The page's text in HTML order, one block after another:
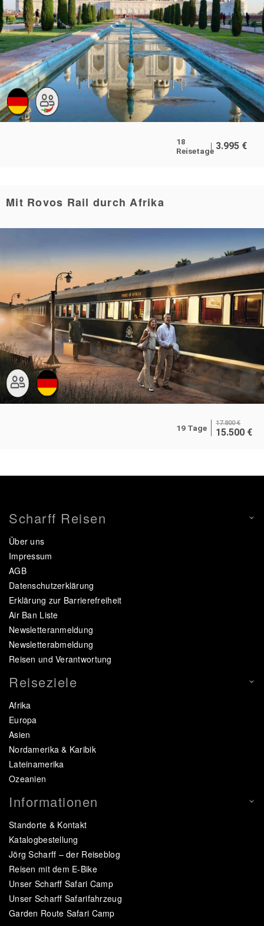
18
Reisetage 3.995 €
Mit Rovos Rail durch Afrika
19 Tage
17.800 €
15.500 €
Scharff Reisen
Über uns
Impressum
AGB
Datenschutzerklärung
Erklärung zur Barrierefreiheit
Air Ban Liste
Newsletteranmeldung
Newsletterabmeldung
Reisen und Verantwortung
Reiseziele
Afrika
Europa
Asien
Nordamerika & Karibik
Lateinamerika
Ozeanien
Informationen
Standorte & Kontakt
Katalogbestellung
Jörg Scharff – der Reiseblog
Reisen mit dem E-Bike
Unser Scharff Safari Camp
Unser Scharff Safarifahrzeug
Garden Route Safari Camp